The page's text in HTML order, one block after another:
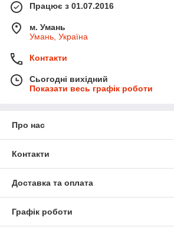
Працює з 01.07.2016
м. Умань
Умань, Україна
Контакти
Сьогодні вихідний
Показати весь графік роботи
Про нас
Контакти
Доставка та оплата
Графік роботи